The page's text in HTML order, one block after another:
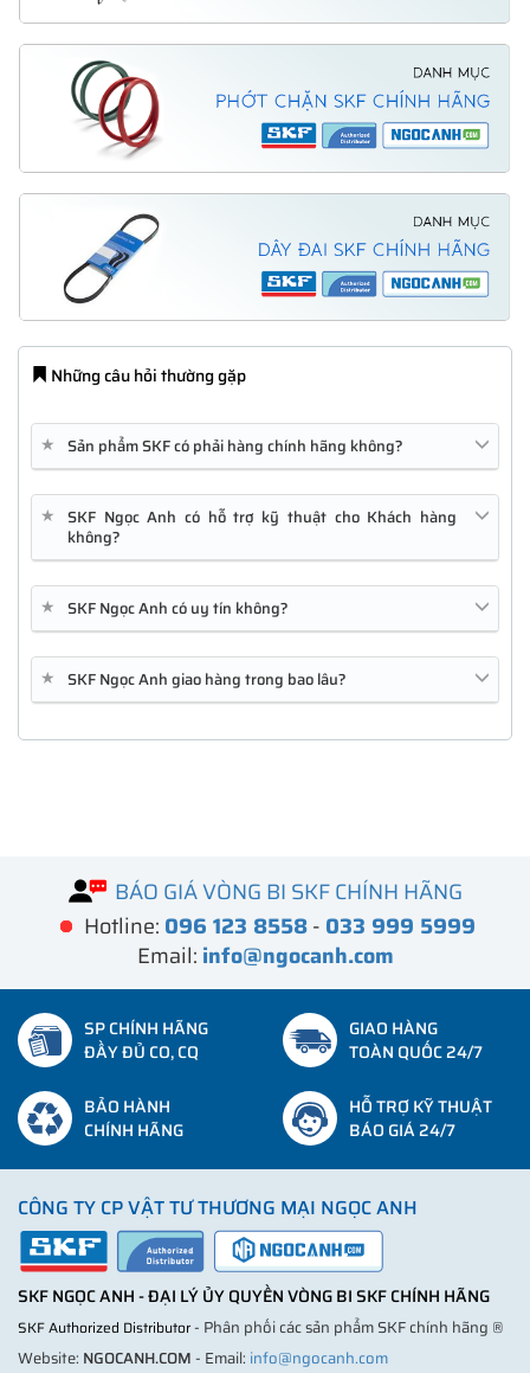
Những câu hỏi thường gặp
★ Sản phẩm SKF có phải hàng chính hãng không?
★ SKF Ngọc Anh có hỗ trợ kỹ thuật cho Khách hàng
không?
★ SKF Ngọc Anh có uy tín không?
★ SKF Ngọc Anh giao hàng trong bao lâu?
BÁO GIÁ VÒNG BI SKF CHÍNH HÃNG
Hotline: 096 123 8558- 033 999 5999
Email: info@ngocanh.com
SP CHÍNH HÃNG
ĐẦY ĐỦ CO, CQ
GIAO HÀNG
TOÀN QUỐC 24/7
BẢO HÀNH
CHÍNH HÃNG
HỖ TRỢ KỸ THUẬT
BÁO GIÁ 24/7
CÔNG TY CP VẬT TƯ THƯƠNG MẠI NGỌC ANH
SKF NGỌC ANH - ĐẠI LÝ ỦY QUYỀN VÒNG BI SKF CHÍNH HÃNG
SKF Authorized Distributor- Phân phối các sản phẩm SKF chính hãng ®
Website: NGOCANH.COM- Email: info@ngocanh.com